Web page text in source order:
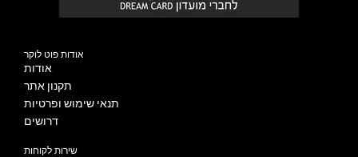
אודות פוט לוקר
אודות
תקנון אתר
תנאי שימוש ופרטיות
דרושים
שירות לקוחות